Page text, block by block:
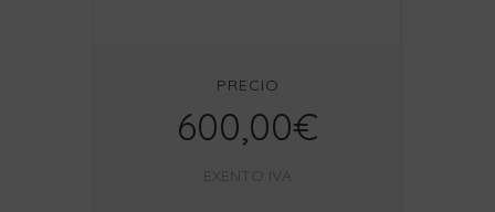
PRECIO
600,00€
EXENTO IVA